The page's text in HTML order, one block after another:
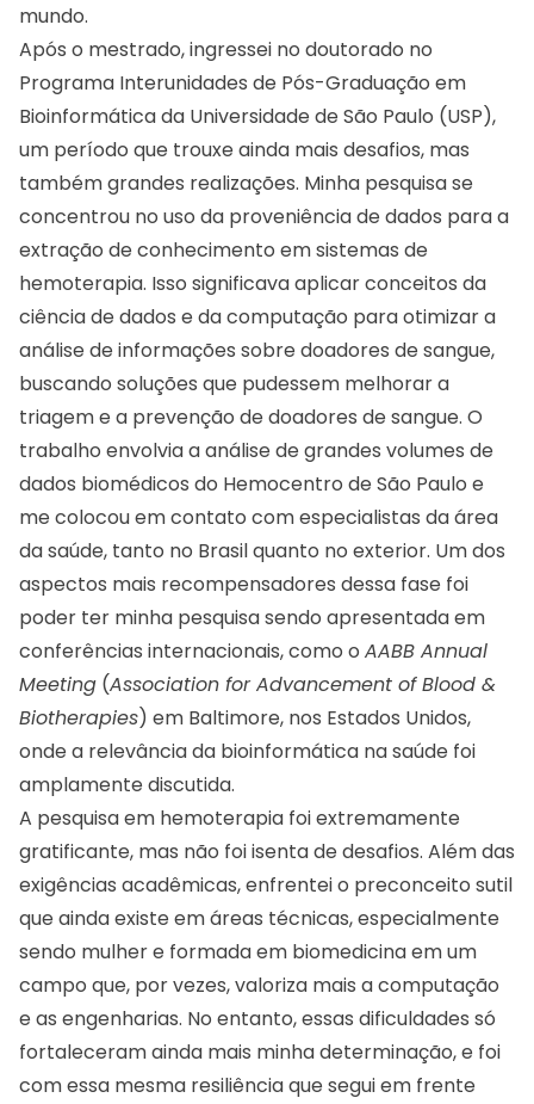
mundo.
Após o mestrado, ingressei no doutorado no
Programa Interunidades de Pós-Graduação em
Bioinformática da Universidade de São Paulo (USP),
um período que trouxe ainda mais desafios, mas
também grandes realizações. Minha pesquisa se
concentrou no uso da proveniência de dados para a
extração de conhecimento em sistemas de
hemoterapia. Isso significava aplicar conceitos da
ciência de dados e da computação para otimizar a
análise de informações sobre doadores de sangue,
buscando soluções que pudessem melhorar a
triagem e a prevenção de doadores de sangue. O
trabalho envolvia a análise de grandes volumes de
dados biomédicos do Hemocentro de São Paulo e
me colocou em contato com especialistas da área
da saúde, tanto no Brasil quanto no exterior. Um dos
aspectos mais recompensadores dessa fase foi
poder ter minha pesquisa sendo apresentada em
conferências internacionais, como o AABB Annual
Meeting (Association for Advancement of Blood &
Biotherapies) em Baltimore, nos Estados Unidos,
onde a relevância da bioinformática na saúde foi
amplamente discutida.
A pesquisa em hemoterapia foi extremamente
gratificante, mas não foi isenta de desafios. Além das
exigências acadêmicas, enfrentei o preconceito sutil
que ainda existe em áreas técnicas, especialmente
sendo mulher e formada em biomedicina em um
campo que, por vezes, valoriza mais a computação
e as engenharias. No entanto, essas dificuldades só
fortaleceram ainda mais minha determinação, e foi
com essa mesma resiliência que segui em frente